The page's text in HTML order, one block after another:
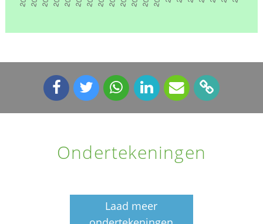
Ondertekeningen
Laad meer